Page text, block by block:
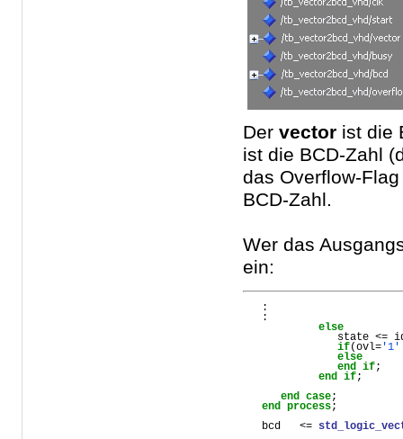
Dervector ist die
ist die BCD-Zahl
das Overflow-
BCD-Zahl.
Wer das
ein:
   :
   :
else
state <=
if(ovl= '1'
else
end
if;
end
if;
end
case;
end
process;
bcd
   <=